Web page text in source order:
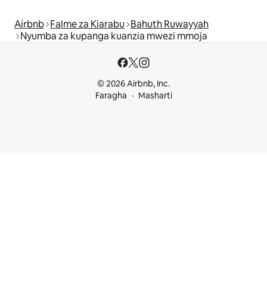
Airbnb Falme za Kiarabu Bahuth Ruwayyah
Nyumba za kupanga kuanzia mwezi mmoja
© 2026 Airbnb, Inc.
Faragha
Masharti